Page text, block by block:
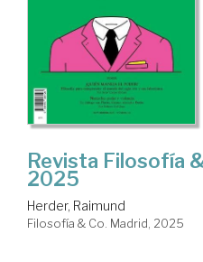
Revista Filosofía
2025
Herder, Raimund
Filosofía & Co. Madrid, 2025